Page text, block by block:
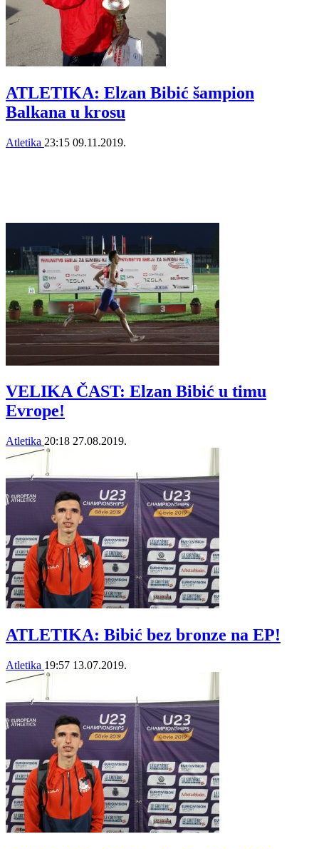
ATLETIKA: Elzan Bibić šampion
Balkana u krosu
Atletika 23:15 09.11.2019.
VELIKA ČAST: Elzan Bibić u timu
Evrope!
Atletika 20:18 27.08.2019.
ATLETIKA: Bibić bez bronze na EP!
Atletika 19:57 13.07.2019.